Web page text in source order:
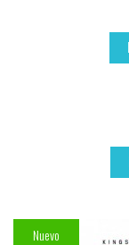
Nuevo